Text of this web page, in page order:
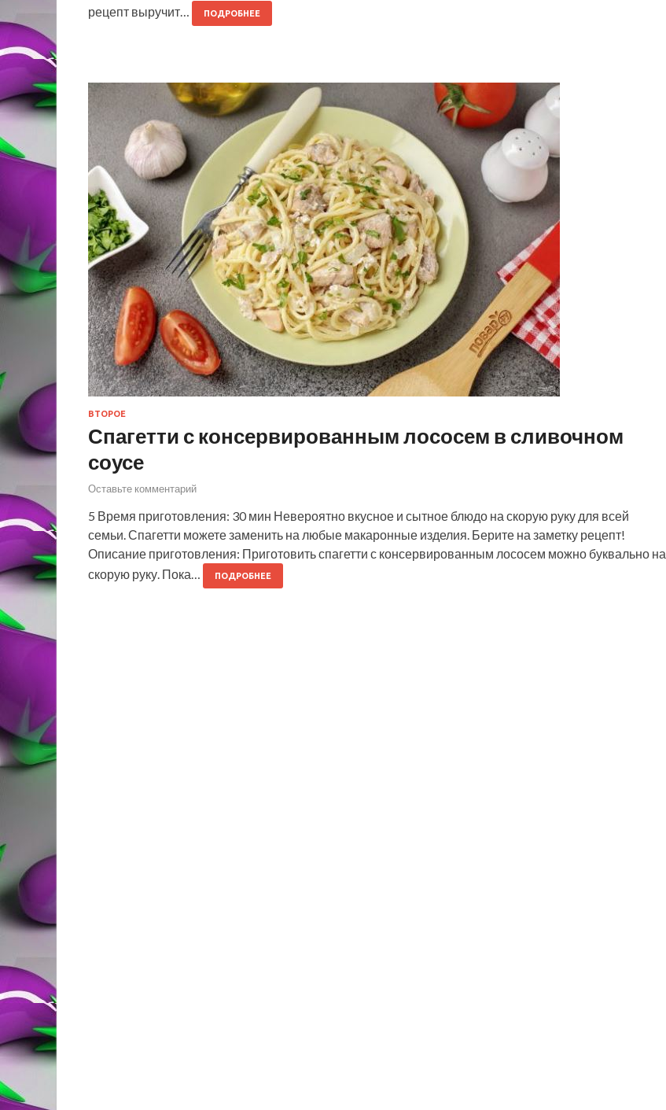
рецепт выручит…
ПОДРОБНЕЕ
ВТОРОЕ
Спагетти с консервированным лососем в сливочном
соусе
Оставьте комментарий
5 Время приготовления: 30 мин Невероятно вкусное и сытное блюдо на скорую руку для всей
семьи. Спагетти можете заменить на любые макаронные изделия. Берите на заметку рецепт!
Описание приготовления: Приготовить спагетти с консервированным лососем можно буквально на
скорую руку. Пока…
ПОДРОБНЕЕ